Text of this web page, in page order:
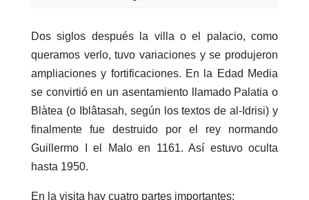
Dos siglos después la villa o el palacio, como
queramos verlo, tuvo variaciones y se produjeron
ampliaciones y fortificaciones. En la Edad Media
se convirtió en un asentamiento llamado Palatia o
Blàtea (o Iblâtasah, según los textos de al-Idrisi) y
finalmente fue destruido por el rey normando
Guillermo I el Malo en 1161. Así estuvo oculta
hasta 1950.
En la visita hay cuatro partes importantes: